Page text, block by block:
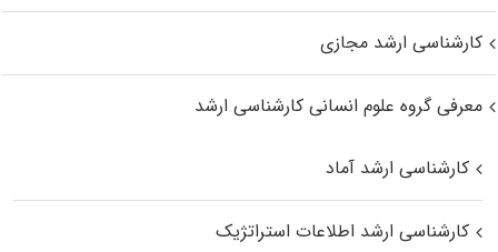
کارشناسی ارشد مجازی
معرفی گروه علوم انسانی کارشناسی ارشد
کارشناسی ارشد آماد
کارشناسی ارشد اطلاعات استراتژیک